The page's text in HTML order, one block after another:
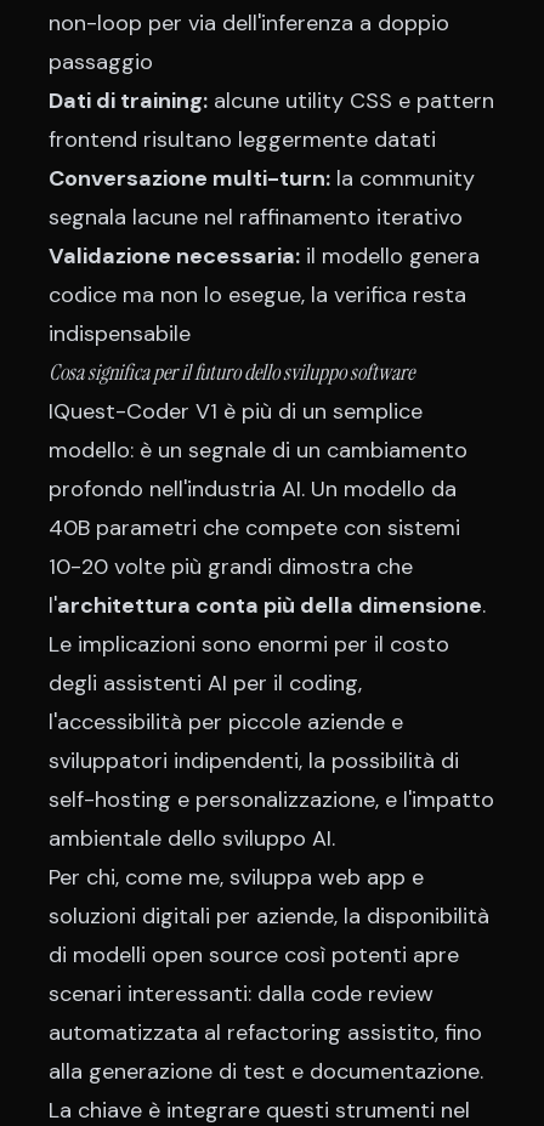
non-loop per via dell'inferenza a doppio
passaggio
Dati di training: alcune utility CSS e pattern
frontend risultano leggermente datati
Conversazione multi-turn: la community
segnala lacune nel raffinamento iterativo
Validazione necessaria: il modello genera
codice ma non lo esegue, la verifica resta
indispensabile
Cosa significa per il futuro dello sviluppo software
IQuest-Coder V1 è più di un semplice
modello: è un segnale di un cambiamento
profondo nell'industria AI. Un modello da
40B parametri che compete con sistemi
10-20 volte più grandi dimostra che
l'architettura conta più della dimensione.
Le implicazioni sono enormi per il costo
degli assistenti AI per il coding,
l'accessibilità per piccole aziende e
sviluppatori indipendenti, la possibilità di
self-hosting e personalizzazione, e l'impatto
ambientale dello sviluppo AI.
Per chi, come me, sviluppa web app e
soluzioni digitali per aziende, la disponibilità
di modelli open source così potenti apre
scenari interessanti: dalla code review
automatizzata al refactoring assistito, fino
alla generazione di test e documentazione.
La chiave è integrare questi strumenti nel